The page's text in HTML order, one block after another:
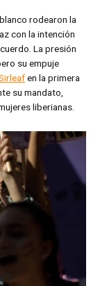
rodearon la
con la intención
La presión
su empuje
en la primera
su mandato,
liberianas.